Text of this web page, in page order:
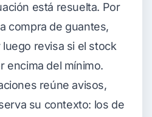
está resuelta. Por
compra de guantes,
revisa si el stock
encima del mínimo.
reúne avisos,
su contexto: los de